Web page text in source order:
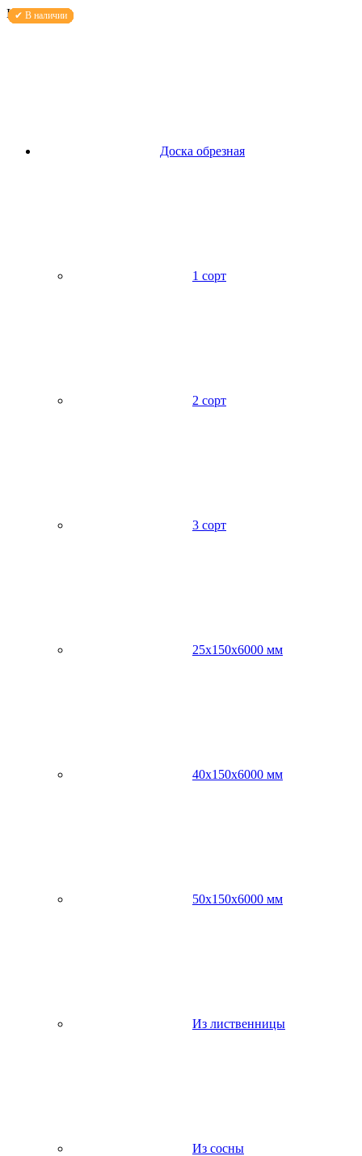
Каталог
Доска обрезная
1 сорт
2 сорт
3 сорт
25х150х6000 мм
40х150х6000 мм
50х150х6000 мм
Из лиственницы
Из сосны